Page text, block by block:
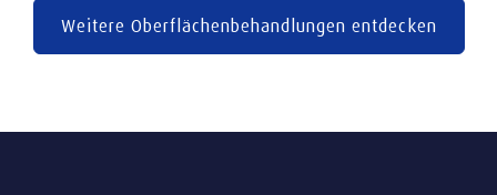
Weitere Oberflächenbehandlungen entdecken